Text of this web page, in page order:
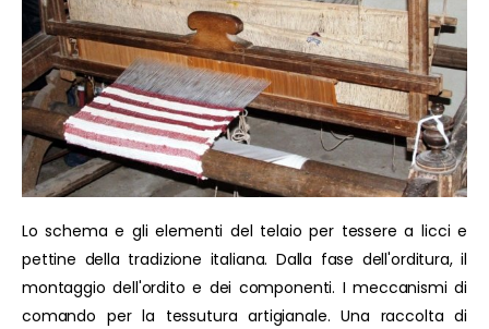
Lo schema e gli elementi del telaio per tessere a licci e
pettine della tradizione italiana. Dalla fase dell'orditura, il
montaggio dell'ordito e dei componenti. I meccanismi di
comando per la tessutura artigianale. Una raccolta di